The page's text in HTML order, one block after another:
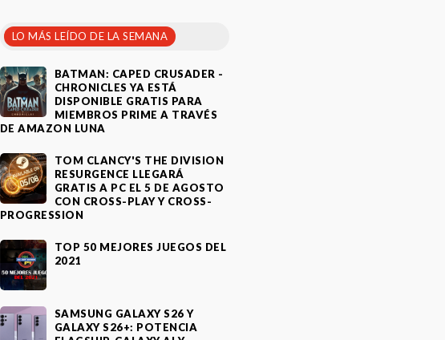
LO MÁS LEÍDO DE LA SEMANA
BATMAN: CAPED CRUSADER -
CHRONICLES YA ESTÁ
DISPONIBLE GRATIS PARA
MIEMBROS PRIME A TRAVÉS
DE AMAZON LUNA
TOM CLANCY'S THE DIVISION
RESURGENCE LLEGARÁ
GRATIS A PC EL 5 DE AGOSTO
CON CROSS-PLAY Y CROSS-
PROGRESSION
TOP 50 MEJORES JUEGOS DEL
2021
SAMSUNG GALAXY S26 Y
GALAXY S26+: POTENCIA